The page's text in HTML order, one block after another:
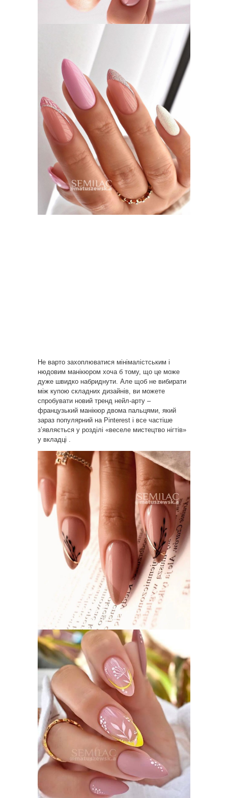
Не варто захоплюватися мінімалістським і
нюдовим манікюром хоча б тому, що це може
дуже швидко набриднути. Але щоб не вибирати
між купою складних дизайнів, ви можете
спробувати новий тренд нейл-арту –
французький манікюр двома пальцями, який
зараз популярний на Pinterest і все частіше
з’являється у розділі «веселе мистецтво нігтів»
у вкладці .